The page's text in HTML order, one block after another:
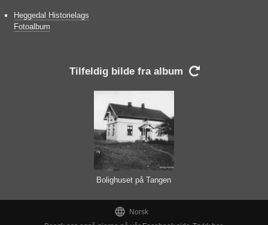
Heggedal Historielags
Fotoalbum
Tilfeldig bilde fra album 
Bolighuset på Tangen

Norsk